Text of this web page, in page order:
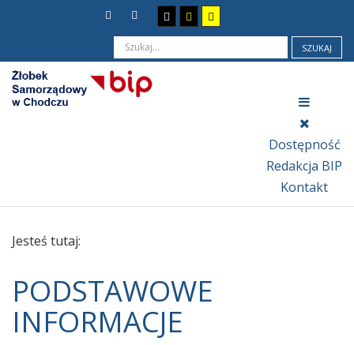
SZUKAJ
Dostępność
Redakcja BIP
Kontakt
Jesteś tutaj:
PODSTAWOWE
INFORMACJE